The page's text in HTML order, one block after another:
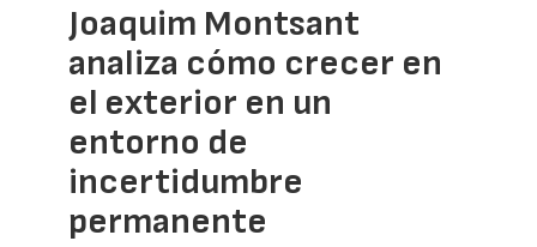
Joaquim Montsant
analiza cómo crecer en
el exterior en un
entorno de
incertidumbre
permanente